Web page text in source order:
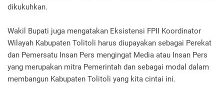
dikukuhkan.
Wakil Bupati juga mengatakan Eksistensi FPII Koordinator
Wilayah Kabupaten Tolitoli harus diupayakan sebagai Perekat
dan Pemersatu Insan Pers mengingat Media atau Insan Pers
yang merupakan mitra Pemerintah dan sebagai modal dalam
membangun Kabupaten Tolitoli yang kita cintai ini.